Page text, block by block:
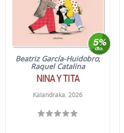
Beatriz García-Huidobro;
Raquel Catalina
NINA Y TITA
Kalandraka. 2026